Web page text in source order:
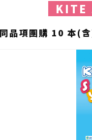
KITE
品項團購 10 本(